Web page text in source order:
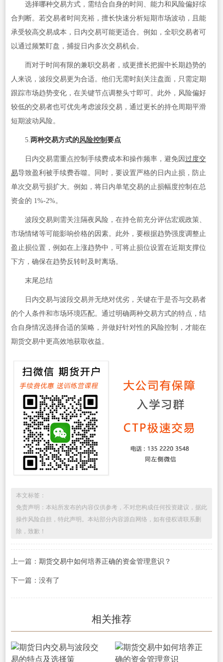
选择哪种交易方式，需结合自身的时间、能力和风险偏好综
合判断。若交易者时间充裕，擅长快速分析短期市场波动，且能
承受较高交易成本，日内交易可能更适合。例如，全职交易者可
以通过频繁盯盘，捕捉日内多次交易机会。
而对于时间有限的兼职交易者，或更擅长把握中长期趋势的
人来说，波段交易更为合适。他们无需时刻关注盘面，只需定期
跟踪市场趋势变化，在关键节点调整头寸即可。此外，风险偏好
较低的交易者也可优先考虑波段交易，通过更长的持仓周期平滑
短期波动风险。
5.​两种交易方式的风险控制 要点
日内交易需重点控制手续费成本和操作频率，避免因过度交
易导致盈利被手续费吞噬。同时，要设置严格的日内止损，防止
单次交易亏损扩大。例如，将日内单笔交易的止损幅度控制在总
资金的 1%-2%。
波段交易则需关注隔夜风险，在持仓前充分评估宏观政策、
市场情绪等可能影响价格的因素。此外，要根据趋势强度调整止
盈止损位置，例如在上涨趋势中，可将止损位设置在近期支撑位
下方，确保在趋势反转时及时离场。
末尾总结
日内交易与波段交易并无绝对优劣，关键在于是否与交易者
的个人条件和市场环境匹配。通过明确两种交易方式的特点，结
合自身情况选择合适的策略，并做好针对性的风险控制，才能在
期货交易中更高效地获取收益。
本文标签：
免责声明：本站所发布的内容仅供参考，不对您构成任何投资建议，据此
操作风险自担，特此声明。本站部分内容源自网络，如有侵权请联系删
除，致歉！
上一篇： 期货交易中如何培养正确的资金管理意识？
下一篇：没有了
相关推荐